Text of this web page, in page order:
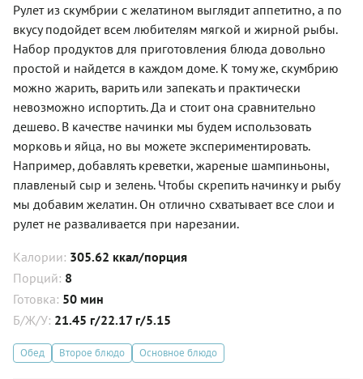
Рулет из скумбрии с желатином выглядит аппетитно, а по
вкусу подойдет всем любителям мягкой и жирной рыбы.
Набор продуктов для приготовления блюда довольно
простой и найдется в каждом доме. К тому же, скумбрию
можно жарить, варить или запекать и практически
невозможно испортить. Да и стоит она сравнительно
дешево. В качестве начинки мы будем использовать
морковь и яйца, но вы можете экспериментировать.
Например, добавлять креветки, жареные шампиньоны,
плавленый сыр и зелень. Чтобы скрепить начинку и рыбу
мы добавим желатин. Он отлично схватывает все слои и
рулет не разваливается при нарезании.
Калории: 305.62 ккал/порция
Порций: 8
Готовка: 50 мин
Б/Ж/У: 21.45 г/22.17 г/5.15
Обед Второе блюдо Основное блюдо